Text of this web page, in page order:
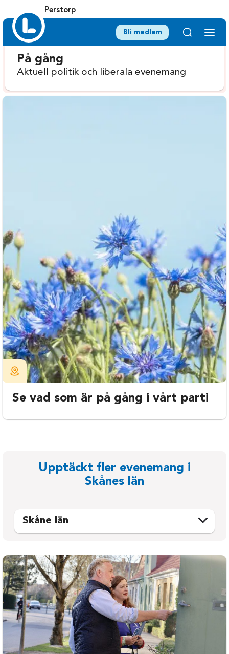
Perstorp
Bli medlem
På gång
Aktuell politik och liberala evenemang
Se vad som är på gång i vårt parti
Upptäckt fler evenemang i
Skånes län
Skåne län
Bromölla
Burlöv
Båstad
Eslöv
Helsingborg
Hässleholm
Perstorp
Simrishamn
Sjöbo
Skurup
Staffanstorp
Svalöv